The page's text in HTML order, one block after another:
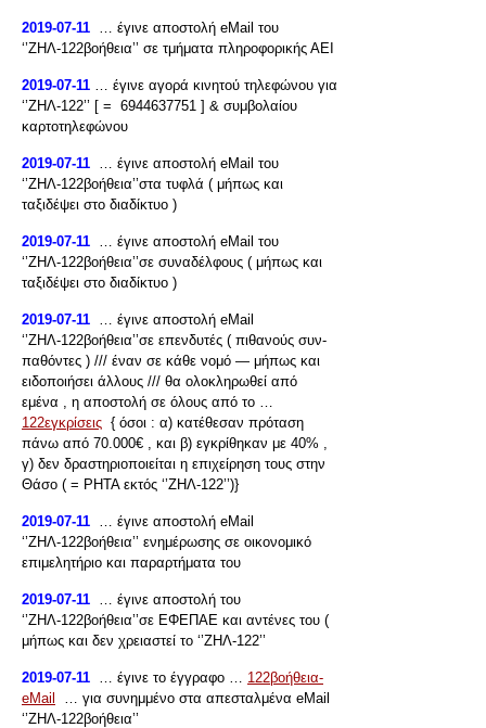
2019-07-11 … έγινε αποστολή eMail του
‘’ΖΗΛ-122βοήθεια’’ σε τμήματα πληροφορικής ΑΕΙ
2019-07-11 … έγινε αγορά κινητού τηλεφώνου για
‘’ΖΗΛ-122’’ [ = 6944637751 ] & συμβολαίου
καρτοτηλεφώνου
2019-07-11 … έγινε αποστολή eMail του
‘’ΖΗΛ-122βοήθεια’’στα τυφλά ( μήπως και
ταξιδέψει στο διαδίκτυο )
2019-07-11 … έγινε αποστολή eMail του
‘’ΖΗΛ-122βοήθεια’’σε συναδέλφους ( μήπως και
ταξιδέψει στο διαδίκτυο )
2019-07-11 … έγινε αποστολή eMail
‘’ΖΗΛ-122βοήθεια’’σε επενδυτές ( πιθανούς συν-
παθόντες ) /// έναν σε κάθε νομό — μήπως και
ειδοποιήσει άλλους /// θα ολοκληρωθεί από
εμένα , η αποστολή σε όλους από το …
122εγκρίσεις { όσοι : α) κατέθεσαν πρόταση
πάνω από 70.000€ , και β) εγκρίθηκαν με 40% ,
γ) δεν δραστηριοποιείται η επιχείρηση τους στην
Θάσο ( = ΡΗΤΑ εκτός ‘’ΖΗΛ-122’’)}
2019-07-11 … έγινε αποστολή eMail
‘’ΖΗΛ-122βοήθεια’’ ενημέρωσης σε οικονομικό
επιμελητήριο και παραρτήματα του
2019-07-11 … έγινε αποστολή του
‘’ΖΗΛ-122βοήθεια’’σε ΕΦΕΠΑΕ και αντένες του (
μήπως και δεν χρειαστεί το ‘’ΖΗΛ-122’’
2019-07-11 … έγινε το έγγραφο … 122βοήθεια-
eMail
… για συνημμένο στα απεσταλμένα eMail
‘’ΖΗΛ-122βοήθεια’’